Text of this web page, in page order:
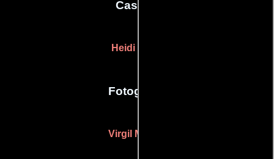
Casting
Heidi Levitt
Fotografia
Virgil Mirano